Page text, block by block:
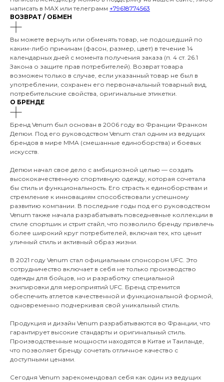
написать в MAX или телеграмм +79618774563
ВОЗВРАТ / ОБМЕН
Вы можете вернуть или обменять товар, не подошедший по
каким-либо причинам (фасон, размер, цвет) в течение 14
календарных дней с момента получения заказа (п. 4 ст. 26.1
Закона о защите прав потребителей). Возврат товара
возможен только в случае, если указанный товар не был в
употреблении, сохранен его первоначальный товарный вид,
потребительские свойства, оригинальные этикетки.
О БРЕНДЕ
Бренд Venum был основан в 2006 году во Франции Франком
Депюи. Под его руководством Venum стал одним из ведущих
брендов в мире MMA (смешанные единоборства) и боевых
искусств.
Депюи начал свое дело с амбициозной целью — создать
высококачественную спортивную одежду, которая сочетала
бы стиль и функциональность. Его страсть к единоборствам и
стремление к инновациям способствовали успешному
развитию компании. В последние годы под его руководством
Venum также начала разрабатывать повседневные коллекции в
стиле спортшик и стрит стайл, что позволило бренду привлечь
более широкий круг потребителей, включая тех, кто ценит
уличный стиль и активный образ жизни.
В 2021 году Venum стал официальным спонсором UFC. Это
сотрудничество включает в себя не только производство
одежды для бойцов, но и разработку специальной
экипировки для мероприятий UFC. Бренд стремится
обеспечить атлетов качественной и функциональной формой,
одновременно подчеркивая свой уникальный стиль.
Продукция и дизайн Venum разрабатываются во Франции, что
гарантирует высокие стандарты и оригинальный стиль.
Производственные мощности находятся в Китае и Таиланде,
что позволяет бренду сочетать отличное качество с
доступными ценами.
Сегодня Venum зарекомендовал себя как один из ведущих